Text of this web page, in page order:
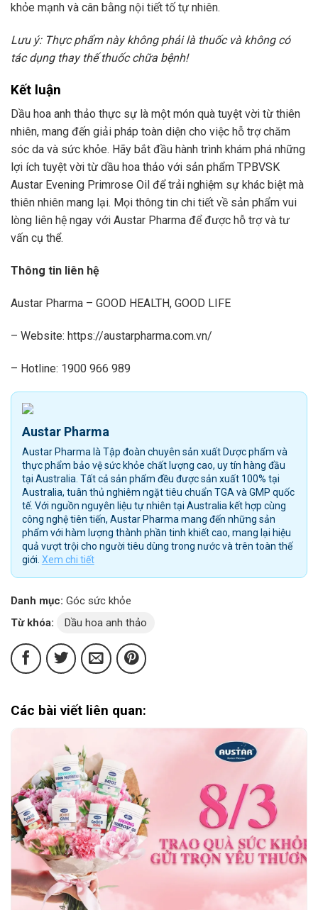
khỏe mạnh và cân bằng nội tiết tố tự nhiên.
Lưu ý: Thực phẩm này không phải là thuốc và không có
tác dụng thay thế thuốc chữa bệnh!
Kết luận
Dầu hoa anh thảo thực sự là một món quà tuyệt vời từ thiên
nhiên, mang đến giải pháp toàn diện cho việc hỗ trợ chăm
sóc da và sức khỏe. Hãy bắt đầu hành trình khám phá những
lợi ích tuyệt vời từ dầu hoa thảo với sản phẩm TPBVSK
Austar Evening Primrose Oil để trải nghiệm sự khác biệt mà
thiên nhiên mang lại. Mọi thông tin chi tiết về sản phẩm vui
lòng liên hệ ngay với Austar Pharma để được hỗ trợ và tư
vấn cụ thể.
Thông tin liên hệ
Austar Pharma – GOOD HEALTH, GOOD LIFE
– Website: https://austarpharma.com.vn/
– Hotline: 1900 966 989
Austar Pharma
Austar Pharma là Tập đoàn chuyên sản xuất Dược phẩm và
thực phẩm bảo vệ sức khỏe chất lượng cao, uy tín hàng đầu
tại Australia. Tất cả sản phẩm đều được sản xuất 100% tại
Australia, tuân thủ nghiêm ngặt tiêu chuẩn TGA và GMP quốc
tế. Với nguồn nguyên liệu tự nhiên tại Australia kết hợp cùng
công nghệ tiên tiến, Austar Pharma mang đến những sản
phẩm với hàm lượng thành phần tinh khiết cao, mang lại hiệu
quả vượt trội cho người tiêu dùng trong nước và trên toàn thế
giới. Xem chi tiết
Danh mục: Góc sức khỏe
Từ khóa:
Dầu hoa anh thảo
Các bài viết liên quan: